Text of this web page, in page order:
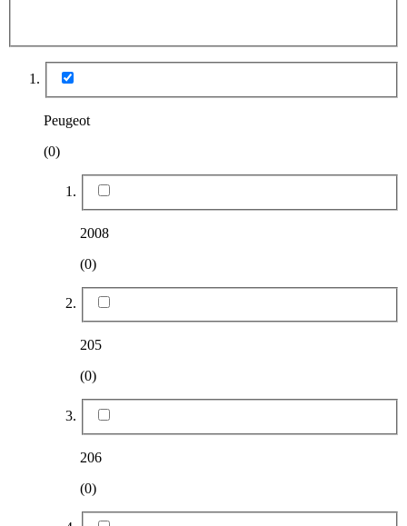
Peugeot
(0)
2008
(0)
205
(0)
206
(0)